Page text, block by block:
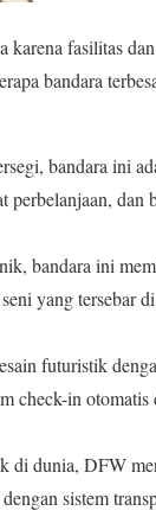
karena fasilitas dan
bandara
bandara ini
perbelanjaan, dan
bandara ini
yang tersebar
futuristik
check-in otomatis
di dunia, DFW
sistem